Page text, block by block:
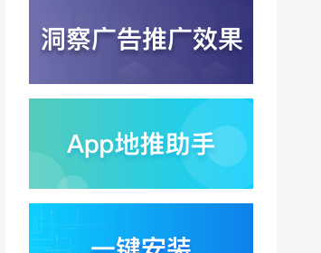
落地凸显全链路设备归
因紧迫性
2026-08-03
2000亿美元？云与广告
双轮驱动下B端应用迎来
分发与归因重构
千问已在特斯拉车机内
测？大模型上车打通跨
端服务与全渠道归因新
面环境能力升级加速PC